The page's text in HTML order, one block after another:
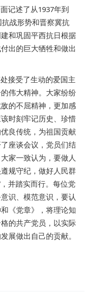
记述了从1937年到
战形势和晋察冀抗
和巩固平西抗日根据
出的巨大牺牲和做出
接受了生动的爱国主
伟大精神。大家纷纷
的不屈精神，更加感
时刻牢记历史、珍惜
良传统，为祖国贡献
座谈会议，党员们结
家一致认为，要做人
规守纪，做好人民群
并踏实而行。每位党
识、模范意识，要认
《党章》，将理论知
的共产党员，以实际
展做出自己的贡献。